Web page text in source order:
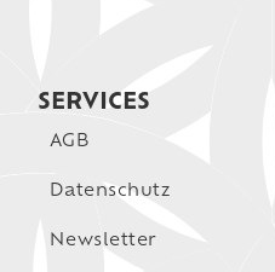
SERVICES
AGB
Datenschutz
Newsletter